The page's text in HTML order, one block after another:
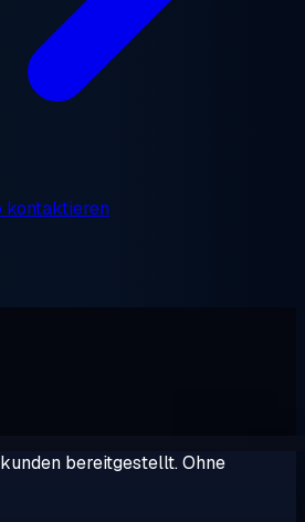
kontaktieren
bereitgestellt. Ohne